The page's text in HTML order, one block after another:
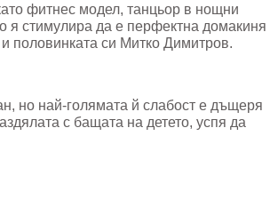
фитнес модел, танцьор в нощни
я стимулира да е перфектна домакиня
половинката си Митко Димитров.
но най-голямата й слабост е дъщеря
с бащата на детето, успя да